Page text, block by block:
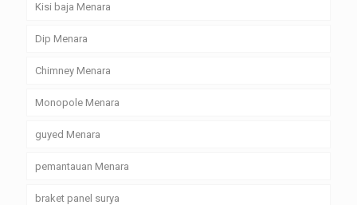
Kisi baja Menara
Dip Menara
Chimney Menara
Monopole Menara
guyed Menara
pemantauan Menara
braket panel surya